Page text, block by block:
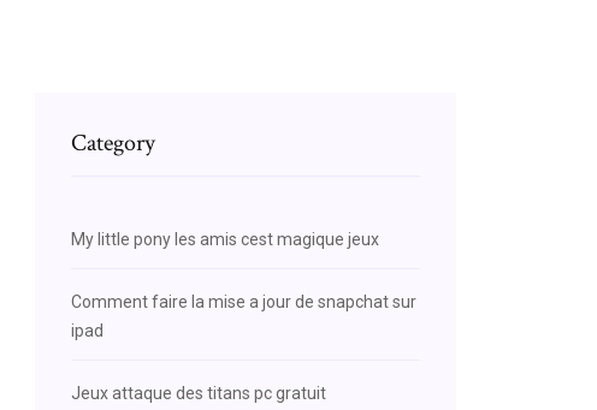
Category
My little pony les amis cest magique jeux
Comment faire la mise a jour de snapchat sur
ipad
Jeux attaque des titans pc gratuit